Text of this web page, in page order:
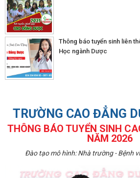
Thông báo tuyển sinh liên
Học ngành Dược
TRƯỜNG CAO ĐẲNG
THÔNG BÁO TUYỂN SINH
NĂM 2026
Đào tạo mô hình: Nhà trường - Bệnh